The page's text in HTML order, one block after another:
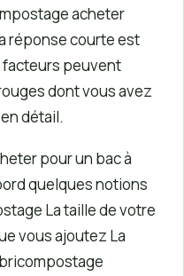
acheter
réponse courte est
facteurs peuvent
dont vous avez
détail.
pour un bac à
quelques notions
La taille de votre
vous ajoutez La